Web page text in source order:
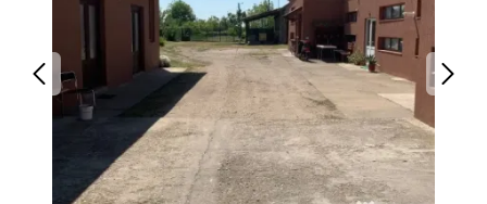
Animale de companie
Afaceri și echipamente profesionale
Inchiriere Bunuri si Vehicule
Utilaje agricole si industriale
Piese auto si accesorii
Dacia Duster